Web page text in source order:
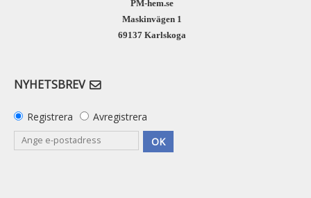
PM-hem.se
Maskinvägen 1
69137 Karlskoga
NYHETSBREV
Registrera
Avregistrera
OK